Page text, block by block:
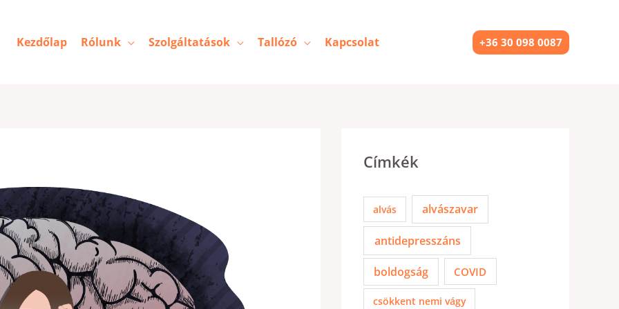
Kezdőlap Rólunk Szolgáltatások Tallózó Kapcsolat +36 30 098 0087
Címkék
alvás alvászavar
antidepresszáns
boldogság COVID
csökkent nemi vágy